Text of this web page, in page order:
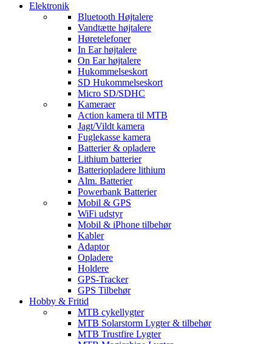
Elektronik
Bluetooth Højtalere
Vandtætte højtalere
Høretelefoner
In Ear højtalere
On Ear højtalere
Hukommelseskort
SD Hukommelseskort
Micro SD/SDHC
Kameraer
Action kamera til MTB
Jagt/Vildt kamera
Fuglekasse kamera
Batterier & opladere
Lithium batterier
Batteriopladere lithium
Alm. Batterier
Powerbank Batterier
Mobil & GPS
WiFi udstyr
Mobil & iPhone tilbehør
Kabler
Adaptor
Opladere
Holdere
GPS-Tracker
GPS Tilbehør
Hobby & Fritid
MTB cykellygter
MTB Solarstorm Lygter & tilbehør
MTB Trustfire Lygter